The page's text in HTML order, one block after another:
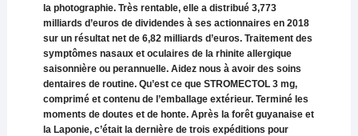
la photographie. Très rentable, elle a distribué 3,773
milliards d’euros de dividendes à ses actionnaires en 2018
sur un résultat net de 6,82 milliards d’euros. Traitement des
symptômes nasaux et oculaires de la rhinite allergique
saisonnière ou perannuelle. Aidez nous à avoir des soins
dentaires de routine. Qu’est ce que STROMECTOL 3 mg,
comprimé et contenu de l’emballage extérieur. Terminé les
moments de doutes et de honte. Après la forêt guyanaise et
la Laponie, c’était la dernière de trois expéditions pour